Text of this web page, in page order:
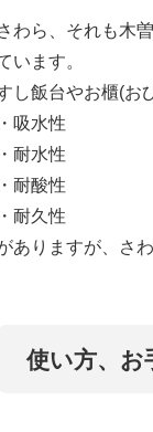
わら、それも木
います。
し飯台やお櫃(お
・吸水性
・耐水性
・耐酸性
・耐久性
ありますが、さ
使い方、お